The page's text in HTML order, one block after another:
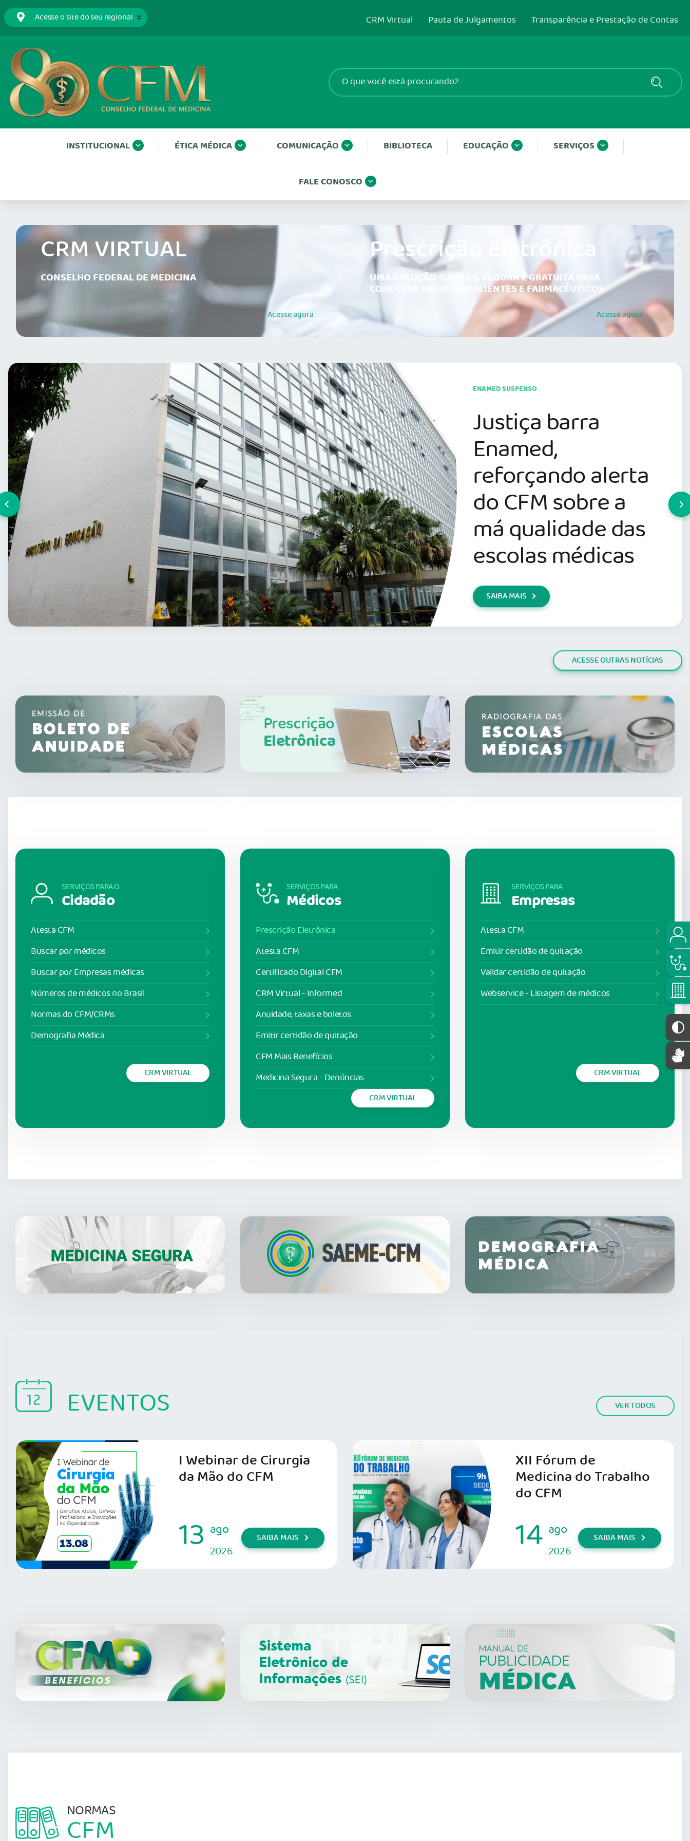
CRM Virtual Pauta de Julgamentos Transparência e Prestação de Contas
INSTITUCIONAL ÉTICA MÉDICA COMUNICAÇÃO BIBLIOTECA EDUCAÇÃO SERVIÇOS
FALE CONOSCO
CRM VIRTUAL
CONSELHO FEDERAL DE MEDICINA
Acesseagora
Prescrição Eletrônica
UMA SOLUÇÃO SIMPLES, SEGURA E GRATUITA PARA
CONECTAR MÉDICOS, PACIENTES E FARMACÊUTICOS.
Acesseagora
ENAMED SUSPENSO
Justiça barra
Enamed,
reforçando alerta
do CFM sobre a
má qualidade das
escolas médicas
SAIBA MAIS
ACESSE OUTRAS NOTÍCIAS
Prescrição
Eletrônica
SERVIÇOS PARA O
Cidadão
Atesta CFM
Buscar por médicos
Buscar por Empresas médicas
Números de médicos no Brasil
Normas do CFM/CRMs
Demografia Médica
CRM VIRTUAL
SERVIÇOS PARA
Médicos
Prescrição Eletrônica
Atesta CFM
Certificado Digital CFM
CRM Virtual - Informed
Anuidade, taxas e boletos
Emitir certidão de quitação
CFM Mais Benefícios
Medicina Segura - Denúncias
CRM VIRTUAL
SERVIÇOS PARA
Empresas
Atesta CFM
Emitir certidão de quitação
Validar certidão de quitação
Webservice - Listagem de médicos
CRM VIRTUAL
EVENTOS VER TODOS
I Webinar de Cirurgia
da Mão do CFM
13 ago
2026
SAIBA MAIS
XII Fórum de
Medicina do Trabalho
do CFM
14 ago
2026
SAIBA MAIS
NORMAS
CFM